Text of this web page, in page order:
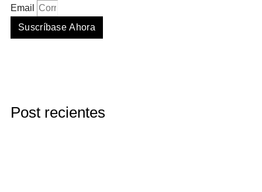
Email
Suscríbase Ahora
Post recientes